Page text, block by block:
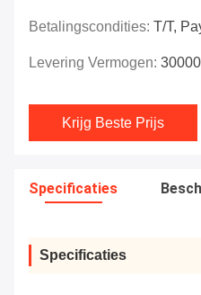
Betalingscondities: T/T,
Levering Vermogen:
Krijg Beste Prijs
Specificaties
Specificaties